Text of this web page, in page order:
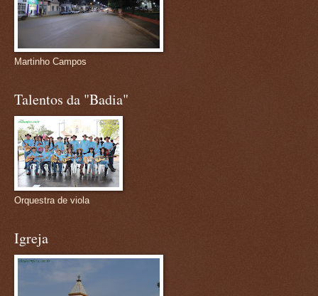
Martinho Campos
Talentos da "Badia"
Orquestra de viola
Igreja